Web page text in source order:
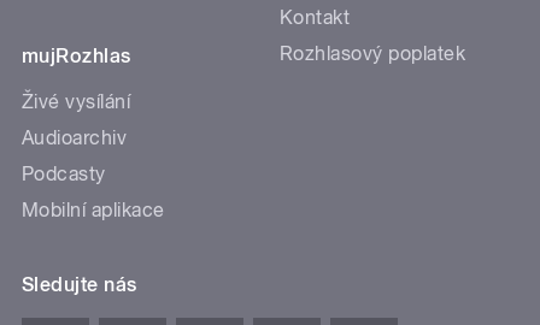
mujRozhlas
Živé vysílání
Audioarchiv
Podcasty
Mobilní aplikace
Kontakt
Rozhlasový poplatek
Sledujte nás